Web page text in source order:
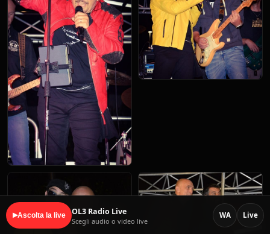
▶Ascolta la live OL3 Radio Live
Scegli audio o video live
WA Live